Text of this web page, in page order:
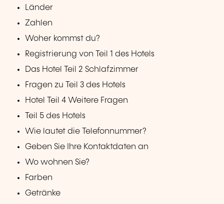
Länder
Zahlen
Woher kommst du?
Registrierung von Teil 1 des Hotels
Das Hotel Teil 2 Schlafzimmer
Fragen zu Teil 3 des Hotels
Hotel Teil 4 Weitere Fragen
Teil 5 des Hotels
Wie lautet die Telefonnummer?
Geben Sie Ihre Kontaktdaten an
Wo wohnen Sie?
Farben
Getränke